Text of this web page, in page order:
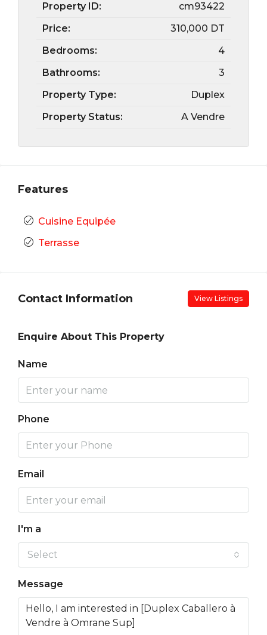
Property ID:
cm93422
Price:
310,000 DT
Bedrooms:
4
Bathrooms:
3
Property Type:
Duplex
Property Status:
A Vendre
Features
Cuisine Equipée
Terrasse
Contact Information View Listings
Enquire About This Property
Name
Phone
Email
I'm a
Select
Message